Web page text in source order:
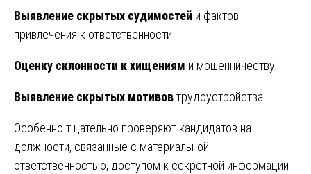
Выявление скрытых судимостей и фактов
привлечения к ответственности
Оценку склонности к хищениям и мошенничеству
Выявление скрытых мотивовтрудоустройства
Особенно тщательно проверяют кандидатов на
должности, связанные с материальной
ответственностью, доступом к секретной информации